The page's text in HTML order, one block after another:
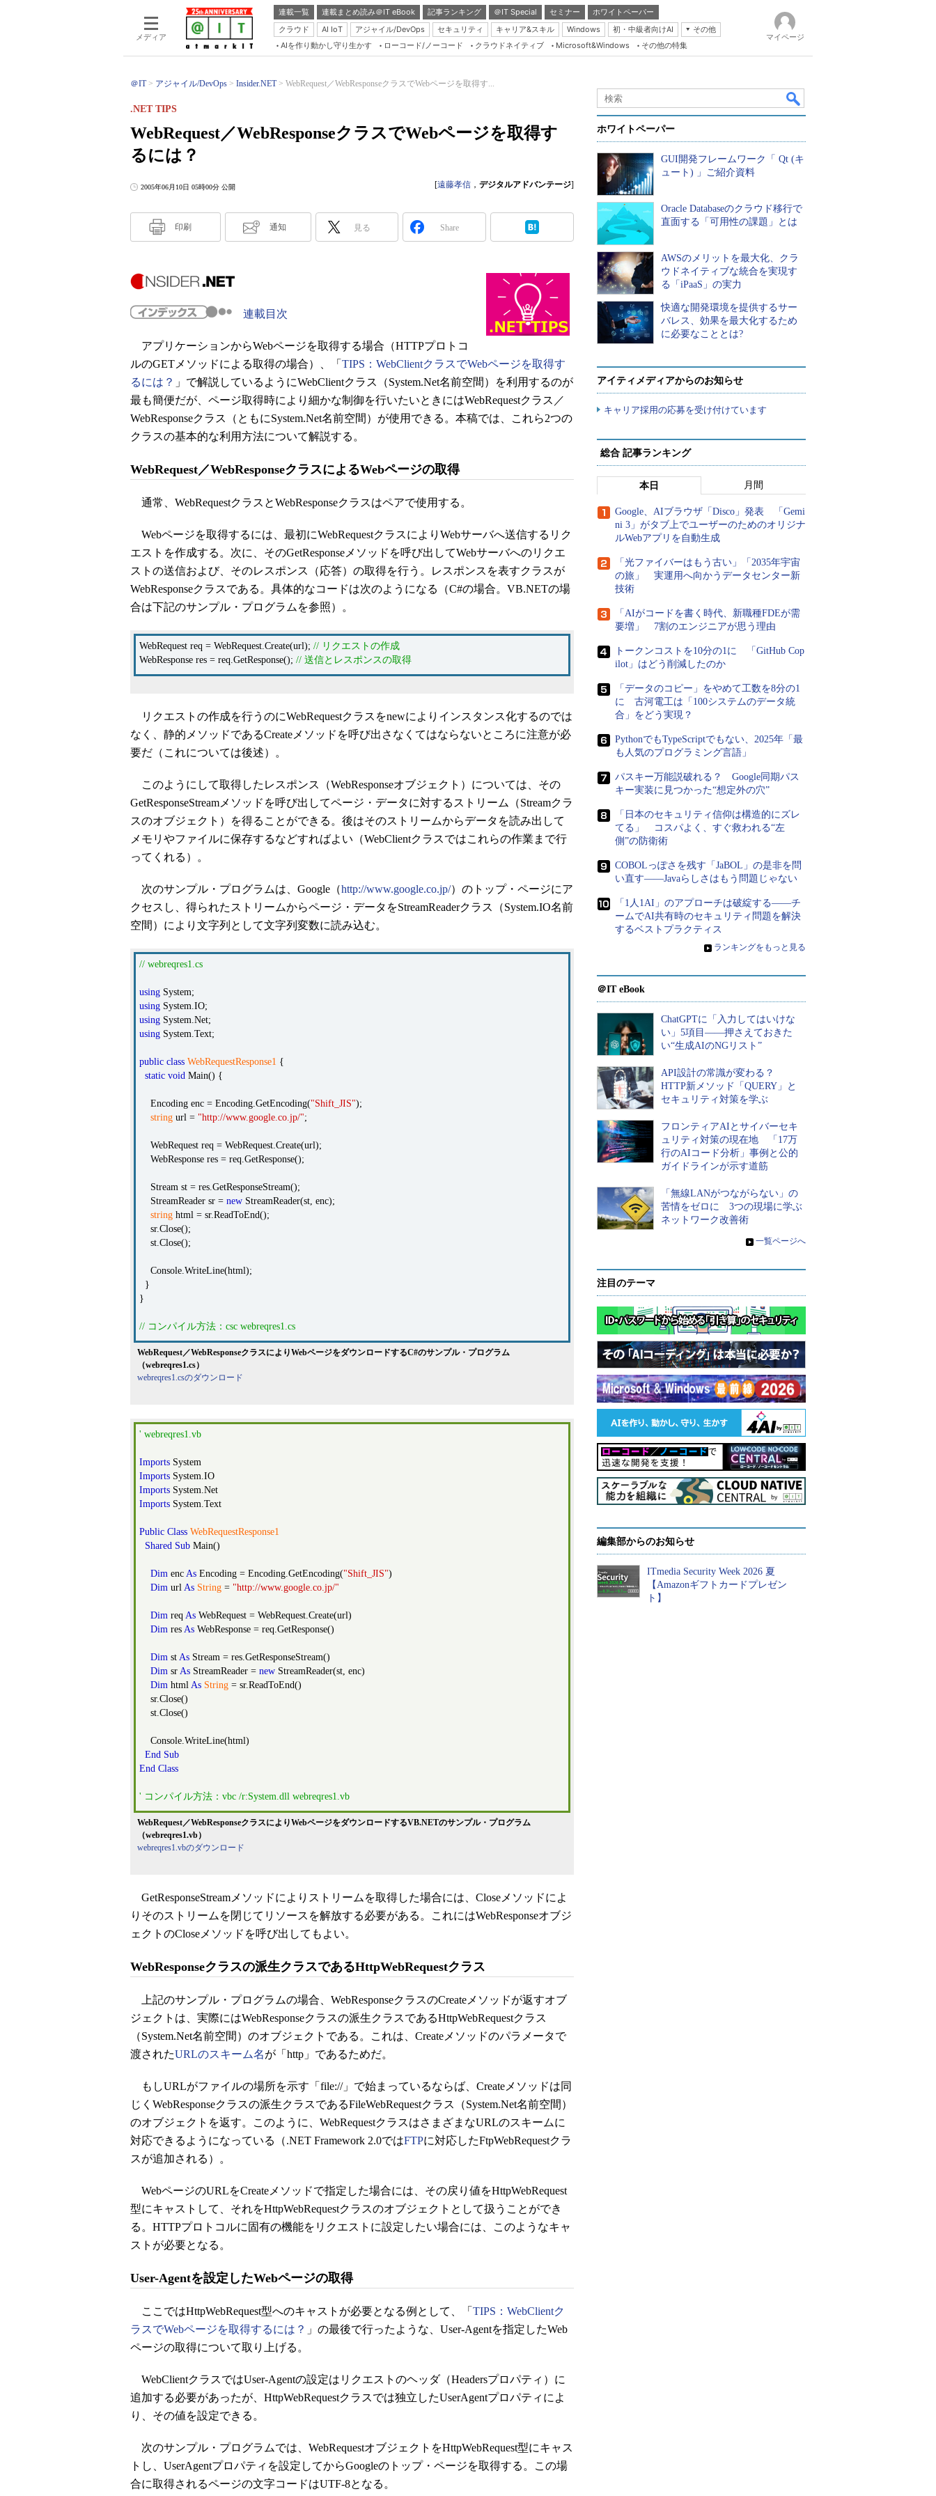
メディア
連載一覧 連載まとめ読み＠IT eBook 記事ランキング ＠IT Special セミナー
ホワイトペーパー
クラウド
AI IoT アジャイル/DevOps セキュリティ キャリア&スキル Windows 初・中級者向けAI
その他
Server & Storage
Java Agile
Database Expert
Linux ＆ OSS
Master of IP Network
Security & Trust
Insider.NET
ブログ
AIを作り動かし守り生かす ローコード/ノーコード クラウドネイティブ Microsoft&Windows その他の特集
マイページ
＠IT アジャイル/DevOps Insider.NET WebRequest／WebResponseクラスでWebページを取得す...
WebRequest／WebResponseクラスでWebページを取得す
るには？
.NET TIPS
2005年06月10日 05時00分 公開 [遠藤孝信 ， デジタルアドバンテージ]
印刷 通知 見る Share
連載目次
アプリケーションからWebページを取得する場合（HTTPプロトコ
ルのGETメソッドによる取得の場合）、「 TIPS：WebClientクラスでWebページを取得す
るには？ 」で解説しているようにWebClientクラス（System.Net名前空間）を利用するのが
最も簡便だが、ページ取得時により細かな制御を行いたいときにはWebRequestクラス／
WebResponseクラス（ともにSystem.Net名前空間）が使用できる。本稿では、これら2つの
クラスの基本的な利用方法について解説する。
WebRequest／WebResponseクラスによるWebページの取得
通常、WebRequestクラスとWebResponseクラスはペアで使用する。
Webページを取得するには、最初にWebRequestクラスによりWebサーバへ送信するリク
エストを作成する。次に、そのGetResponseメソッドを呼び出してWebサーバへのリクエ
ストの送信および、そのレスポンス（応答）の取得を行う。レスポンスを表すクラスが
WebResponseクラスである。具体的なコードは次のようになる（C#の場合。VB.NETの場
合は下記のサンプル・プログラムを参照）。
WebRequest req = WebRequest.Create(url); // リクエストの作成
WebResponse res = req.GetResponse(); // 送信とレスポンスの取得
リクエストの作成を行うのにWebRequestクラスをnewによりインスタンス化するのでは
なく、静的メソッドであるCreateメソッドを呼び出さなくてはならないところに注意が必
要だ（これについては後述）。
このようにして取得したレスポンス（WebResponseオブジェクト）については、その
GetResponseStreamメソッドを呼び出してページ・データに対するストリーム（Streamクラ
スのオブジェクト）を得ることができる。後はそのストリームからデータを読み出して
メモリやファイルに保存するなどすればよい（WebClientクラスではこれらの作業まで行
ってくれる）。
次のサンプル・プログラムは、Google（http://www.google.co.jp/）のトップ・ページにア
クセスし、得られたストリームからページ・データをStreamReaderクラス（System.IO名前
空間）により文字列として文字列変数に読み込む。
// webreqres1.cs
using System;
using System.IO;
using System.Net;
using System.Text;
public class WebRequestResponse1 {
static void Main() {
Encoding enc = Encoding.GetEncoding("Shift_JIS");
string url = "http://www.google.co.jp/";
WebRequest req = WebRequest.Create(url);
WebResponse res = req.GetResponse();
Stream st = res.GetResponseStream();
StreamReader sr = new StreamReader(st, enc);
string html = sr.ReadToEnd();
sr.Close();
st.Close();
Console.WriteLine(html);
}
}
// コンパイル方法：csc webreqres1.cs
WebRequest／WebResponseクラスによりWebページをダウンロードするC#のサンプル・プログラム
（webreqres1.cs）
webreqres1.csのダウンロード
' webreqres1.vb
Imports System
Imports System.IO
Imports System.Net
Imports System.Text
Public Class WebRequestResponse1
Shared Sub Main()
Dim enc As Encoding = Encoding.GetEncoding("Shift_JIS")
Dim url As String = "http://www.google.co.jp/"
Dim req As WebRequest = WebRequest.Create(url)
Dim res As WebResponse = req.GetResponse()
Dim st As Stream = res.GetResponseStream()
Dim sr As StreamReader = new StreamReader(st, enc)
Dim html As String = sr.ReadToEnd()
sr.Close()
st.Close()
Console.WriteLine(html)
End Sub
End Class
' コンパイル方法：vbc /r:System.dll webreqres1.vb
WebRequest／WebResponseクラスによりWebページをダウンロードするVB.NETのサンプル・プログラム
（webreqres1.vb）
webreqres1.vbのダウンロード
GetResponseStreamメソッドによりストリームを取得した場合には、Closeメソッドによ
りそのストリームを閉じてリソースを解放する必要がある。これにはWebResponseオブジ
ェクトのCloseメソッドを呼び出してもよい。
WebResponseクラスの派生クラスであるHttpWebRequestクラス
上記のサンプル・プログラムの場合、WebResponseクラスのCreateメソッドが返すオブ
ジェクトは、実際にはWebResponseクラスの派生クラスであるHttpWebRequestクラス
（System.Net名前空間）のオブジェクトである。これは、Createメソッドのパラメータで
渡されたURLのスキーム名が「http」であるためだ。
もしURLがファイルの場所を示す「file://」で始まっているならば、Createメソッドは同
じくWebResponseクラスの派生クラスであるFileWebRequestクラス（System.Net名前空間）
のオブジェクトを返す。このように、WebRequestクラスはさまざまなURLのスキームに
対応できるようになっている（.NET Framework 2.0ではFTPに対応したFtpWebRequestクラ
スが追加される）。
WebページのURLをCreateメソッドで指定した場合には、その戻り値をHttpWebRequest
型にキャストして、それをHttpWebRequestクラスのオブジェクトとして扱うことができ
る。HTTPプロトコルに固有の機能をリクエストに設定したい場合には、このようなキャ
ストが必要となる。
User-Agentを設定したWebページの取得
ここではHttpWebRequest型へのキャストが必要となる例として、「 TIPS：WebClientク
ラスでWebページを取得するには？ 」の最後で行ったような、User-Agentを指定したWeb
ページの取得について取り上げる。
WebClientクラスではUser-Agentの設定はリクエストのヘッダ（Headersプロパティ）に
追加する必要があったが、HttpWebRequestクラスでは独立したUserAgentプロパティによ
り、その値を設定できる。
次のサンプル・プログラムでは、WebRequestオブジェクトをHttpWebRequest型にキャス
トし、UserAgentプロパティを設定してからGoogleのトップ・ページを取得する。この場
合に取得されるページの文字コードはUTF-8となる。
ホワイトペーパー
GUI開発フレームワーク「 Qt (キ
ュート) 」ご紹介資料
Oracle Databaseのクラウド移行で
直面する「可用性の課題」とは
AWSのメリットを最大化、クラ
ウドネイティブな統合を実現す
る「iPaaS」の実力
快適な開発環境を提供するサー
バレス、効果を最大化するため
に必要なこととは?
アイティメディアからのお知らせ
キャリア採用の応募を受け付けています
総合 記事ランキング
本日 月間
Google、AIブラウザ「Disco」発表 「Gemi
ni 3」がタブ上でユーザーのためのオリジナ
ルWebアプリを自動生成
「光ファイバーはもう古い」「2035年宇宙
の旅」 実運用へ向かうデータセンター新
技術
「AIがコードを書く時代、新職種FDEが需
要増」 7割のエンジニアが思う理由
トークンコストを10分の1に 「GitHub Cop
ilot」はどう削減したのか
「データのコピー」をやめて工数を8分の1
に 古河電工は「100システムのデータ統
合」をどう実現？
PythonでもTypeScriptでもない、2025年「最
も人気のプログラミング言語」
パスキー万能説破れる？ Google同期パス
キー実装に見つかった“想定外の穴”
「日本のセキュリティ信仰は構造的にズレ
てる」 コスパよく、すぐ救われる“左
側”の防衛術
COBOLっぽさを残す「JaBOL」の是非を問
い直す――Javaらしさはもう問題じゃない
「1人1AI」のアプローチは破綻する――チ
ームでAI共有時のセキュリティ問題を解決
するベストプラクティス
» ランキングをもっと見る
＠IT eBook
ChatGPTに「入力してはいけな
い」5項目――押さえておきた
い“生成AIのNGリスト”
API設計の常識が変わる？
HTTP新メソッド「QUERY」と
セキュリティ対策を学ぶ
フロンティアAIとサイバーセキ
ュリティ対策の現在地 「17万
行のAIコード分析」事例と公的
ガイドラインが示す道筋
「無線LANがつながらない」の
苦情をゼロに 3つの現場に学ぶ
ネットワーク改善術
» 一覧ページへ
注目のテーマ
編集部からのお知らせ
ITmedia Security Week 2026 夏
【Amazonギフトカードプレゼン
ト】